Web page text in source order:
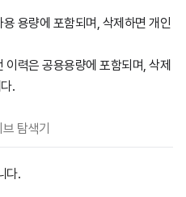
용량에 포함되며, 삭제하면 개인
력은 공용용량에 포함되며, 삭제
.
탐색기
다.